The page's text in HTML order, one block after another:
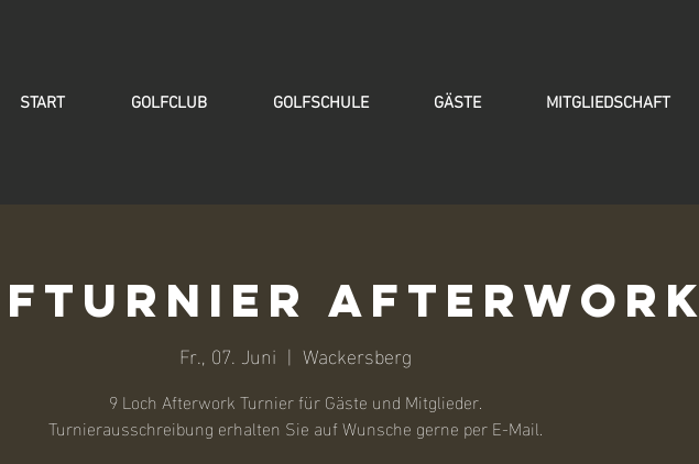
START GOLFCLUB GOLFSCHULE GÄSTE MITGLIEDSCHAFT
Afterwork
Fr., 07. Juni
  |
Wackersberg
9 Loch Afterwork Turnier für Gäste und Mitglieder.
Turnierausschreibung erhalten Sie auf Wunsche gerne per E-Mail.